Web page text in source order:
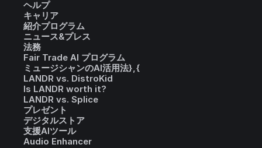
ヘルプ
キャリア
紹介プログラム
ニュース&プレス
法務
Fair Trade AI プログラム
ミュージシャンのAI活用法},{
LANDR vs. DistroKid
Is LANDR worth it?
LANDR vs. Splice
プレゼント
デジタルストア
支援AIツール
Audio Enhancer